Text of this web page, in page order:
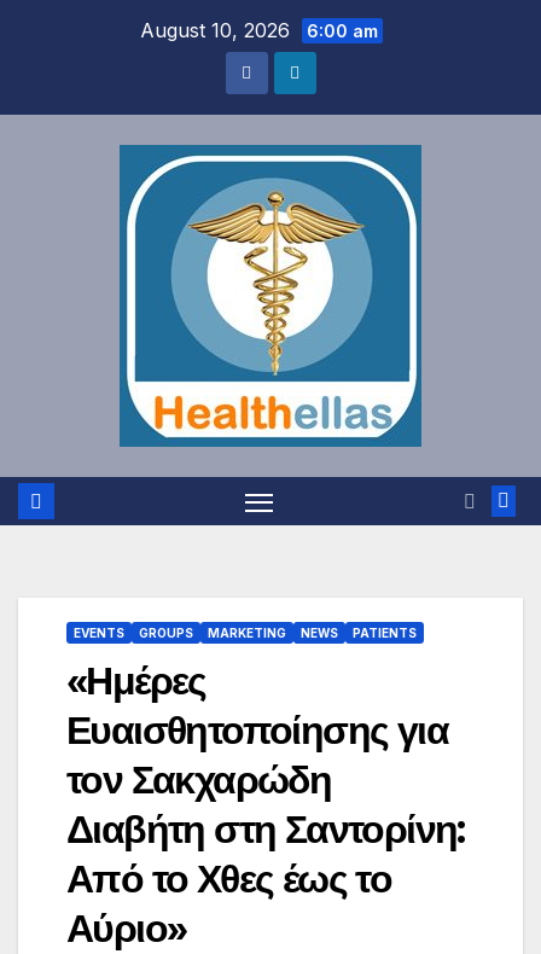
August 10, 2026 6:00 am
EVENTS GROUPS MARKETING NEWS PATIENTS
«Ημέρες
Ευαισθητοποίησης για
τον Σακχαρώδη
Διαβήτη στη Σαντορίνη:
Από το Χθες έως το
Αύριο»